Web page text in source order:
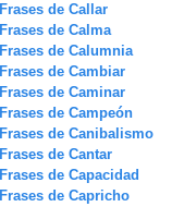
Frases de Callar
Frases de Calma
Frases de Calumnia
Frases de Cambiar
Frases de Caminar
Frases de Campeón
Frases de Canibalismo
Frases de Cantar
Frases de Capacidad
Frases de Capricho